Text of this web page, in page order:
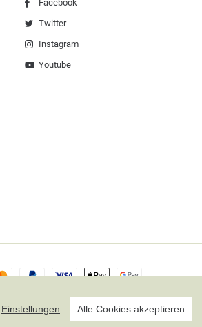
Facebook
Twitter
Instagram
Youtube
Einstellungen Alle Cookies akzeptieren